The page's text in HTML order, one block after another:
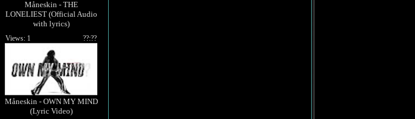
Måneskin - THE
LONELIEST (Official Audio
with lyrics)
Måneskin - OWN MY MIND
(Lyric Video)
??:??
Views: 1